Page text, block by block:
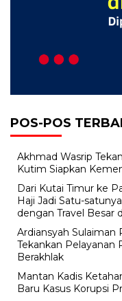
POS-POS
Akhmad Wasrip
Kutim Siapkan
Dari Kutai Timur ke
Haji Jadi Satu-
dengan Travel Besar
Ardiansyah
Tekankan Pelayanan
Berakhlak
Mantan Kadis
Baru Kasus Korupsi